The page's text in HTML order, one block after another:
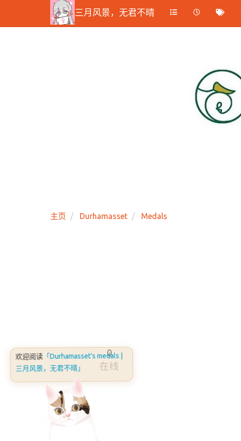
三月风景，无君不晴
主页 Durhamasset Medals
0
在线
欢迎阅读 「Durhamasset's medals |
三月风景，无君不晴」